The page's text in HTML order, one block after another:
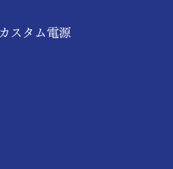
カスタム電源